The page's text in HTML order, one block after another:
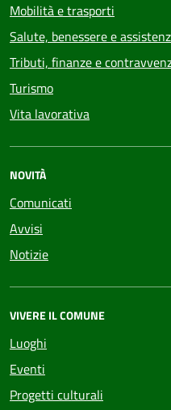
Mobilità e trasporti
Salute, benessere e
Tributi, finanze e
Turismo
Vita lavorativa
NOVITÀ
Comunicati
Avvisi
Notizie
VIVERE IL COMUNE
Luoghi
Eventi
Progetti culturali